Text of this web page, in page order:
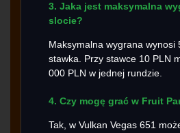
3. Jaka jest maksymalna
slocie?
Maksymalna wygrana wynosi
stawka. Przy stawce 10 PLN
000 PLN w jednej rundzie.
4. Czy mogę grać w Fruit
Tak, w Vulkan Vegas 651